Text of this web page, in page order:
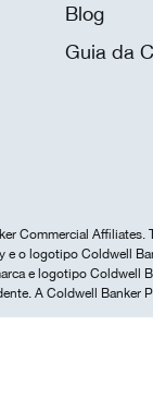
Blog
Guia da
Commercial
o logotipo Coldwell
e logotipo Coldwell
A Coldwell